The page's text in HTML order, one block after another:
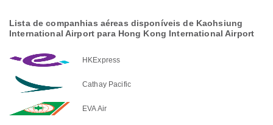
Lista de companhias aéreas disponíveis de Kaohsiung
International Airport para Hong Kong International Airport
HKExpress
Cathay Pacific
EVA Air